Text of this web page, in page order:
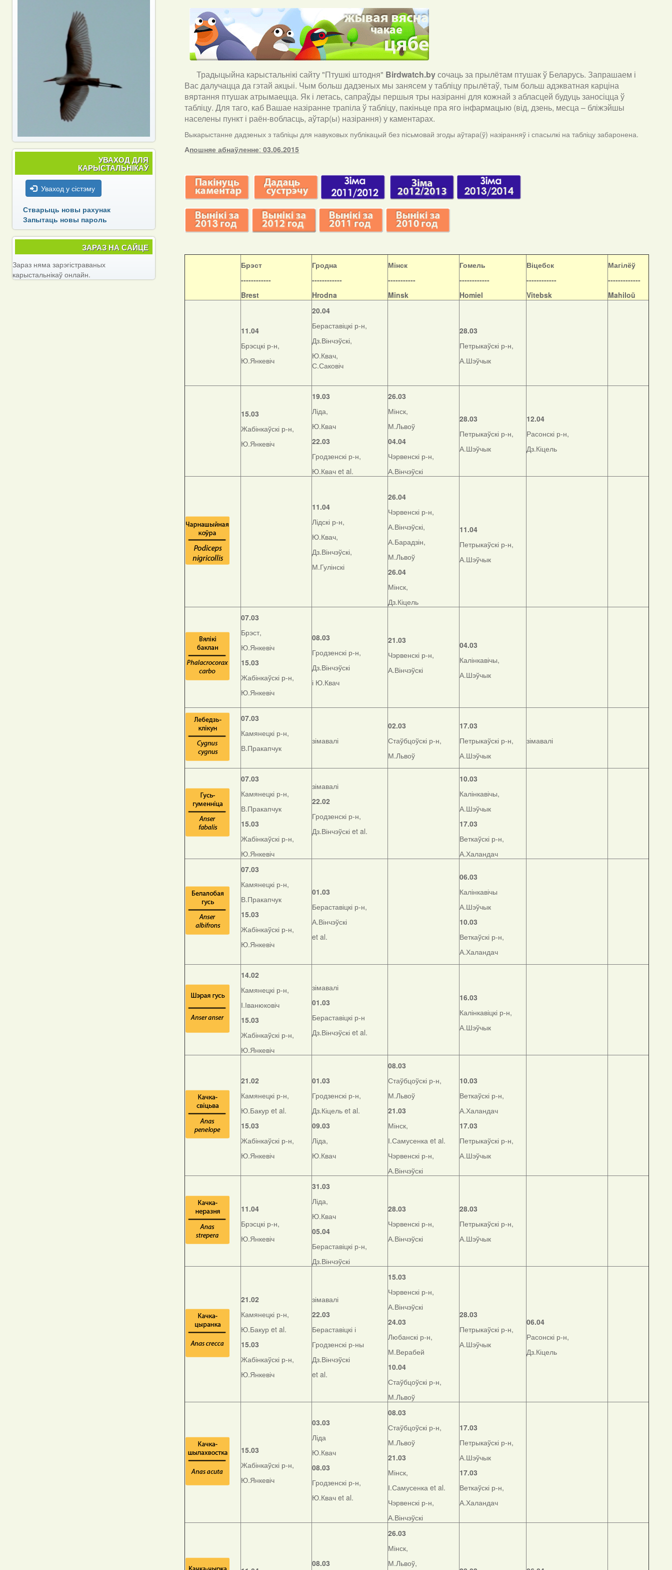
Традыцыйна карыстальнікі сайту "Птушкі штодня" Birdwatch.byсочаць за прылётам птушак ў Беларусь. Запрашаем і
Вас далучацца да гэтай акцыі. Чым больш дадзеных мы занясем у табліцу прылётаў, тым больш адэкватная карціна
вяртання птушак атрымаецца. Як і летась, сапраўды першыя тры назіранні для кожнай з абласцей будуць заносіцца ў
табліцу. Для таго, каб Вашае назіранне трапіла ў табліцу, пакіньце пра яго інфармацыю (від, дзень, месца – бліжэйшы
населены пункт і раён-вобласць, аўтар(ы) назірання) у каментарах.
Выкарыстанне дадзеных з табліцы для навуковых публікацый без пісьмовай згоды аўтара(ў) назіранняў і спасылкі на табліцу забаронена.
Апошняе абнаўленне: 03.06.2015
Брэст
------------
Brest
Гродна
------------
Hrodna
Мінск
-----------
Minsk
Гомель
------------
Homiel
Віцебск
------------
Vitebsk
Магілёў
-------------
Mahiloŭ
11.04
Брэсцкі р-н,
Ю.Янкевіч
20.04
Бераставіцкі р-н,
Дз.Вінчэўскі,
Ю.Квач,
С.Саковіч
28.03
Петрыкаўскі р-н,
А.Шэўчык
15.03
Жабінкаўскі р-н,
Ю.Янкевіч
19.03
Ліда,
Ю.Квач
22.03
Гродзенскі р-н,
Ю.Квач et al.
26.03
Мінск,
М.Львоў
04.04
Чэрвенскі р-н,
А.Вінчэўскі
28.03
Петрыкаўскі р-н,
А.Шэўчык
12.04
Расонскі р-н,
Дз.Кіцель
11.04
Лідскі р-н,
Ю.Квач,
Дз.Вінчэўскі,
М.Гулінскі
26.04
Чэрвенскі р-н,
А.Вінчэўскі,
А.Барадзін,
М.Львоў
26.04
Мінск,
Дз.Кіцель
11.04
Петрыкаўскі р-н,
А.Шэўчык
07.03
Брэст,
Ю.Янкевіч
15.03
Жабінкаўскі р-н,
Ю.Янкевіч
08.03
Гродзенскі р-н,
Дз.Вінчэўскі
і Ю.Квач
21.03
Чэрвенскі р-н,
А.Вінчэўскі
04.03
Калінкавічы,
А.Шэўчык
07.03
Камянецкі р-н,
В.Пракапчук
зімавалі
02.03
Стаўбцоўскі р-н,
М.Львоў
17.03
Петрыкаўскі р-н,
А.Шэўчык
зімавалі
07.03
Камянецкі р-н,
В.Пракапчук
15.03
Жабінкаўскі р-н,
Ю.Янкевіч
зімавалі
22.02
Гродзенскі р-н,
Дз.Вінчэўскі et al.
10.03
Калінкавічы,
А.Шэўчык
17.03
Веткаўскі р-н,
А.Халандач
07.03
Камянецкі р-н,
В.Пракапчук
15.03
Жабінкаўскі р-н,
Ю.Янкевіч
01.03
Бераставіцкі р-н,
А.Вінчэўскі
et al.
06.03
Калінкавічы
А.Шэўчык
10.03
Веткаўскі р-н,
А.Халандач
14.02
Камянецкі р-н,
І.Іванюковіч
15.03
Жабінкаўскі р-н,
Ю.Янкевіч
зімавалі
01.03
Бераставіцкі р-н
Дз.Вінчэўскі et al.
16.03
Калінкавіцкі р-н,
А.Шэўчык
21.02
Камянецкі р-н,
Ю.Бакур et al.
15.03
Жабінкаўскі р-н,
Ю.Янкевіч
01.03
Гродзенскі р-н,
Дз.Кіцель et al.
09.03
Ліда,
Ю.Квач
08.03
Стаўбцоўскі р-н,
М.Львоў
21.03
Мінск,
І.Самусенка et al.
Чэрвенскі р-н,
А.Вінчэўскі
10.03
Веткаўскі р-н,
А.Халандач
17.03
Петрыкаўскі р-н,
А.Шэўчык
11.04
Брэсцкі р-н,
Ю.Янкевіч
31.03
Ліда,
Ю.Квач
05.04
Бераставіцкі р-н,
Дз.Вінчэўскі
28.03
Чэрвенскі р-н,
А.Вінчэўскі
28.03
Петрыкаўскі р-н,
А.Шэўчык
21.02
Камянецкі р-н,
Ю.Бакур et al.
15.03
Жабінкаўскі р-н,
Ю.Янкевіч
зімавалі
22.03
Бераставіцкі і
Гродзенскі р-ны
Дз.Вінчэўскі
et al.
15.03
Чэрвенскі р-н,
А.Вінчэўскі
24.03
Любанскі р-н,
М.Верабей
10.04
Стаўбцоўскі р-н,
М.Львоў
28.03
Петрыкаўскі р-н,
А.Шэўчык
06.04
Расонскі р-н,
Дз.Кіцель
15.03
Жабінкаўскі р-н,
Ю.Янкевіч
03.03
Ліда
Ю.Квач
08.03
Гродзенскі р-н,
Ю.Квач et al.
08.03
Стаўбцоўскі р-н,
М.Львоў
21.03
Мінск,
І.Самусенка et al.
Чэрвенскі р-н,
А.Вінчэўскі
17.03
Петрыкаўскі р-н,
А.Шэўчык
17.03
Веткаўскі р-н,
А.Халандач
08.03
26.03
Мінск,
М.Львоў,
УВАХОД ДЛЯ
КАРЫСТАЛЬНІКАЎ
Уваход у сістэму
Стварыць новы рахунак
Запытаць новы пароль
ЗАРАЗ НА САЙЦЕ
Зараз няма зарэгістраваных
карыстальнікаў онлайн.